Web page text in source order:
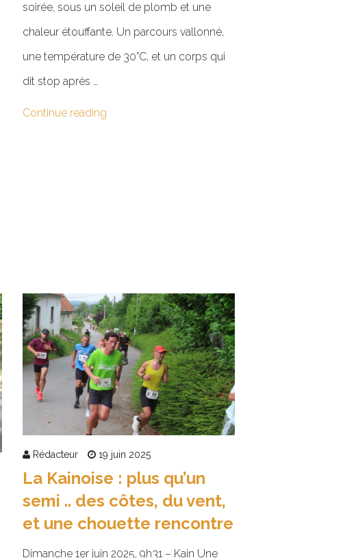
soirée, sous un soleil de plomb et une
chaleur étouffante. Un parcours vallonné,
une température de 30°C, et un corps qui
dit stop après …
Continue reading
Rédacteur 19 juin 2025
La Kainoise : plus qu’un
semi .. des côtes, du vent,
et une chouette rencontre
Dimanche 1er juin 2025, 9h31 – Kain Une